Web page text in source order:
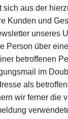
aus der
Kunden und
unseres
Person über
betroffenen
im
als
wir ferner die